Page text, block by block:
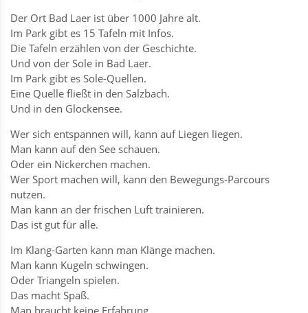
Der Ort Bad Laer ist über 1000 Jahre alt.
Im Park gibt es 15 Tafeln mit Infos.
Die Tafeln erzählen von der Geschichte.
Und von der Sole in Bad Laer.
Im Park gibt es Sole-Quellen.
Eine Quelle fließt in den Salzbach.
Und in den Glockensee.
Wer sich entspannen will, kann auf Liegen liegen.
Man kann auf den See schauen.
Oder ein Nickerchen machen.
Wer Sport machen will, kann den Bewegungs-Parcours
nutzen.
Man kann an der frischen Luft trainieren.
Das ist gut für alle.
Im Klang-Garten kann man Klänge machen.
Man kann Kugeln schwingen.
Oder Triangeln spielen.
Das macht Spaß.
Man braucht keine Erfahrung.